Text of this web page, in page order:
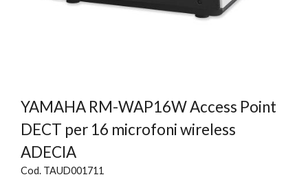
YAMAHA RM-WAP16W Access Point
DECT per 16 microfoni wireless
ADECIA
Cod. TAUD001711